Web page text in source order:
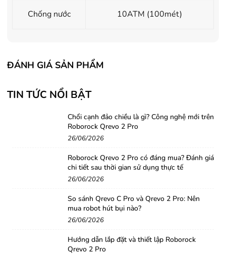
Chống nước 10ATM (100mét)
ĐÁNH GIÁ SẢN PHẨM
TIN TỨC NỔI BẬT
Chổi cạnh đảo chiều là gì? Công nghệ mới trên
Roborock Qrevo 2 Pro
26/06/2026
Roborock Qrevo 2 Pro có đáng mua? Đánh giá
chi tiết sau thời gian sử dụng thực tế
26/06/2026
So sánh Qrevo C Pro và Qrevo 2 Pro: Nên
mua robot hút bụi nào?
26/06/2026
Hướng dẫn lắp đặt và thiết lập Roborock
Qrevo 2 Pro